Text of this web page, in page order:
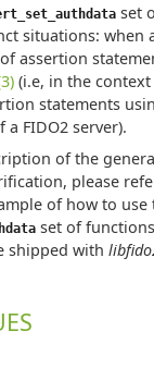
set
situations: when
assertion
(i.e, in the context
statements
FIDO2 server).
of the
please
of how to use
set of
shipped with